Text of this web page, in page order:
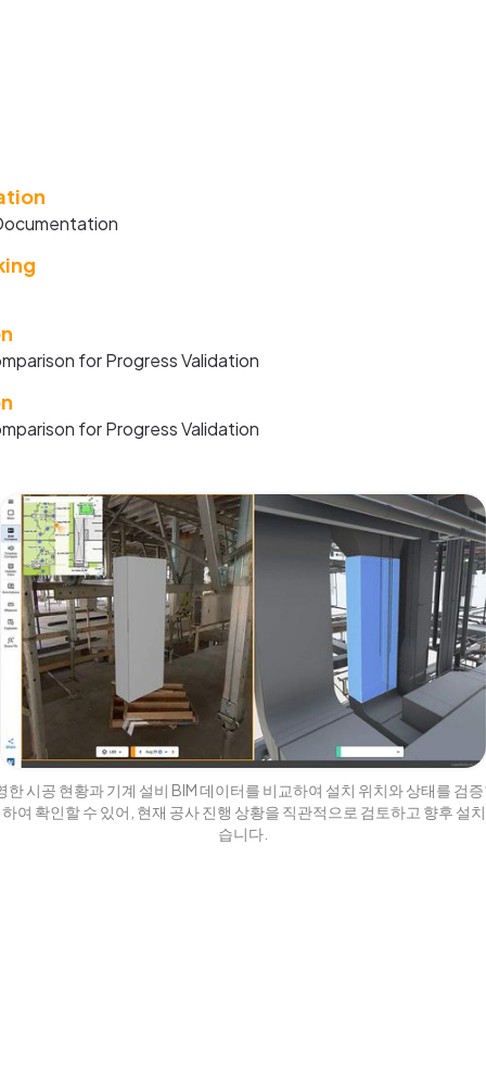
for Progress Validation
for Progress Validation
시공 현황과 기계 설비 BIM 데이터를 비교하여 설치 위치와 상태를 검
여 확인할 수 있어, 현재 공사 진행 상황을 직관적으로 검토하고 향후 설
습니다.